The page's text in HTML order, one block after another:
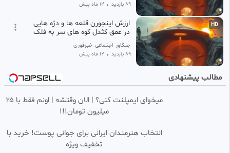
89 بازدید • 12 ماه پیش
HD
ارزش اینجورن قلعه ها و دژه هایی
در عمق کثدل کوه های سر به فلک
کشیده در شرایط حمل
جنگاور_اجتماعی_خبرفوری
89 بازدید • 12 ماه پیش
مطالب پیشنهادی
میخوای ایمپلنت کنی؟ | الان وقتشه | اونم فقط با ۲۵
میلیون تومان!!!
انتخاب هنرمندان ایرانی برای جوانی پوست! خرید با
تخفیف ویژه